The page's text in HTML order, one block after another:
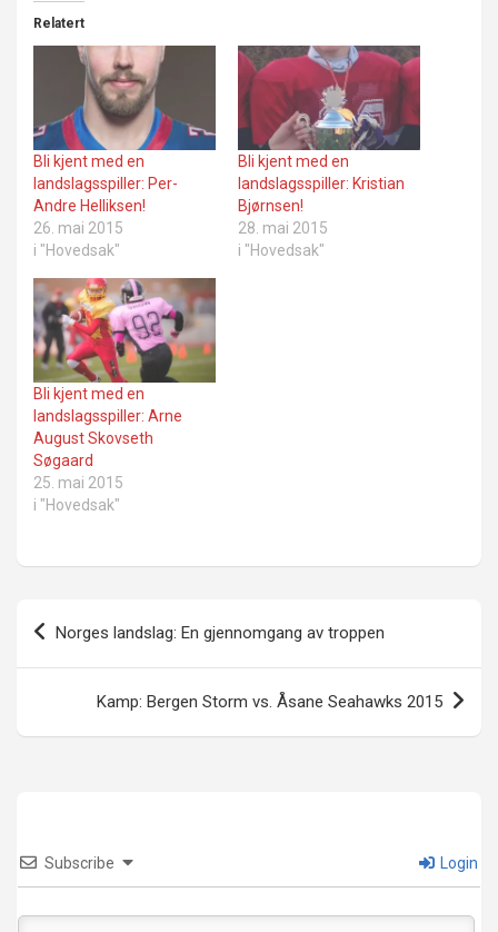
Relatert
Bli kjent med en
landslagsspiller: Per-
Andre Helliksen!
26. mai 2015
i "Hovedsak"
Bli kjent med en
landslagsspiller: Kristian
Bjørnsen!
28. mai 2015
i "Hovedsak"
Bli kjent med en
landslagsspiller: Arne
August Skovseth
Søgaard
25. mai 2015
i "Hovedsak"
Innleggsnavigasjon
Norges landslag: En gjennomgang av troppen
Kamp: Bergen Storm vs. Åsane Seahawks 2015
Subscribe Login